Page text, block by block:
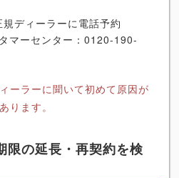
ディーラーに電話予約
マーセンター：0120-190-
ーラーに聞いて初めて原因が
ります。
限の延長・再契約を検